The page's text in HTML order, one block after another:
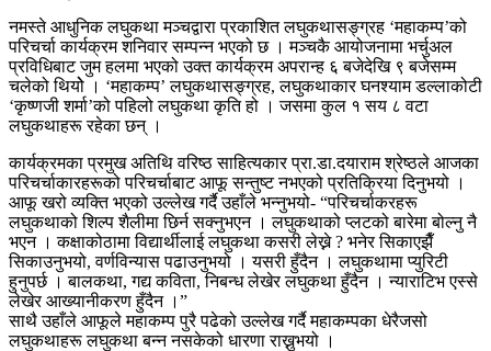
नमस्ते आधुनिक लघुकथा मञ्चद्वारा प्रकाशित लघुकथासङ्ग्रह ‘महाकम्प’को
परिचर्चा कार्यक्रम शनिवार सम्पन्न भएको छ । मञ्चकै आयोजनामा भर्चुअल
प्रविधिबाट जुम हलमा भएको उक्त कार्यक्रम अपरान्ह ६ बजेदेखि ९ बजेसम्म
चलेको थियोे । ‘महाकम्प’ लघुकथासङ्ग्रह, लघुकथाकार घनश्याम डल्लाकोटी
‘कृष्णजी शर्मा’को पहिलो लघुकथा कृति हो । जसमा कुल १ सय ८ वटा
लघुकथाहरू रहेका छन् ।
कार्यक्रमका प्रमुख अतिथि वरिष्ठ साहित्यकार प्रा.डा.दयाराम श्रेष्ठले आजका
परिचर्चाकारहरूको परिचर्चाबाट आफू सन्तुष्ट नभएको प्रतिक्रिया दिनुभयो ।
आफू खरो व्यक्ति भएको उल्लेख गर्दै उहाँले भन्नुभयो- “परिचर्चाकरहरू
लघुकथाको शिल्प शैलीमा छिर्न सक्नुभएन । लघुकथाको प्लटको बारेमा बोल्नु नै
भएन । कक्षाकोठामा विद्यार्थीलाई लघुकथा कसरी लेख्ने ? भनेर सिकाएझैँ
सिकाउनुभयो, वर्णविन्यास पढाउनुभयो । यसरी हुँदैन । लघुकथामा प्युरिटी
हुनुपर्छ । बालकथा, गद्य कविता, निबन्ध लेखेर लघुकथा हुँदैन । न्याराटिभ एस्से
लेखेर आख्यानीकरण हुँदैन ।”
साथै उहाँले आफूले महाकम्प पुरै पढेको उल्लेख गर्दै महाकम्पका धेरैजसो
लघुकथाहरू लघुकथा बन्न नसकेको धारणा राख्नुभयो ।